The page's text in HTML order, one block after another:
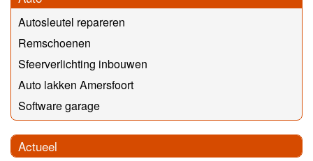
Autosleutel repareren
Remschoenen
Sfeerverlichting inbouwen
Auto lakken Amersfoort
Software garage
Actueel